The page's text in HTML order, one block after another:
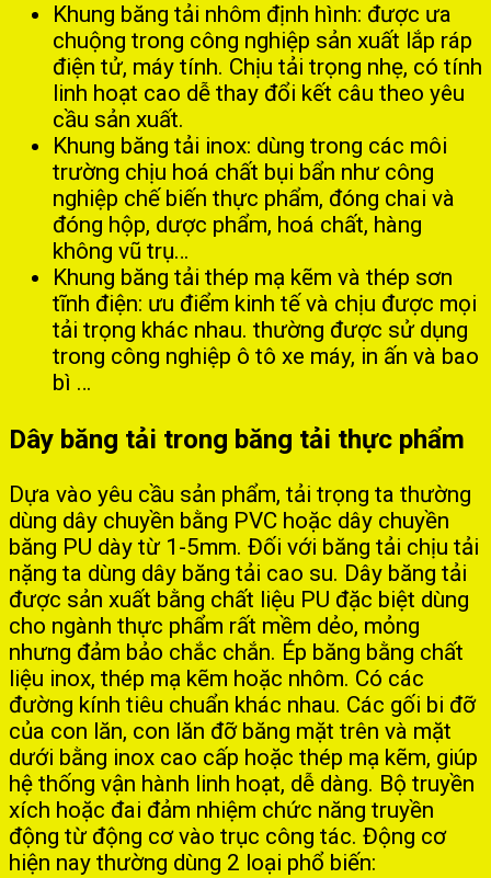
Khung băng tải nhôm định hình: được ưa
chuộng trong công nghiệp sản xuất lắp ráp
điện tử, máy tính. Chịu tải trọng nhẹ, có tính
linh hoạt cao dễ thay đổi kết câu theo yêu
cầu sản xuất.
Khung băng tải inox: dùng trong các môi
trường chịu hoá chất bụi bẩn như công
nghiệp chế biến thực phẩm, đóng chai và
đóng hộp, dược phẩm, hoá chất, hàng
không vũ trụ…
Khung băng tải thép mạ kẽm và thép sơn
tĩnh điện: ưu điểm kinh tế và chịu được mọi
tải trọng khác nhau. thường được sử dụng
trong công nghiệp ô tô xe máy, in ấn và bao
bì …
Dây băng tải trong băng tải thực phẩm
Dựa vào yêu cầu sản phẩm, tải trọng ta thường
dùng dây chuyền bằng PVC hoặc dây chuyền
băng PU dày từ 1-5mm. Đối với băng tải chịu tải
nặng ta dùng dây băng tải cao su. Dây băng tải
được sản xuất bằng chất liệu PU đặc biệt dùng
cho ngành thực phẩm rất mềm dẻo, mỏng
nhưng đảm bảo chắc chắn. Ép băng bằng chất
liệu inox, thép mạ kẽm hoặc nhôm. Có các
đường kính tiêu chuẩn khác nhau. Các gối bi đỡ
của con lăn, con lăn đỡ băng mặt trên và mặt
dưới bằng inox cao cấp hoặc thép mạ kẽm, giúp
hệ thống vận hành linh hoạt, dễ dàng. Bộ truyền
xích hoặc đai đảm nhiệm chức năng truyền
động từ động cơ vào trục công tác. Động cơ
hiện nay thường dùng 2 loại phổ biến: